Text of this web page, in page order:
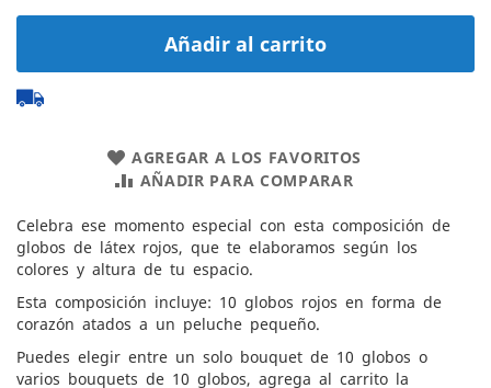
Añadir al carrito
AGREGAR A LOS FAVORITOS
AÑADIR PARA COMPARAR
Celebra ese momento especial con esta composición de
globos de látex rojos, que te elaboramos según los
colores y altura de tu espacio.
Esta composición incluye: 10 globos rojos en forma de
corazón atados a un peluche pequeño.
Puedes elegir entre un solo bouquet de 10 globos o
varios bouquets de 10 globos, agrega al carrito la